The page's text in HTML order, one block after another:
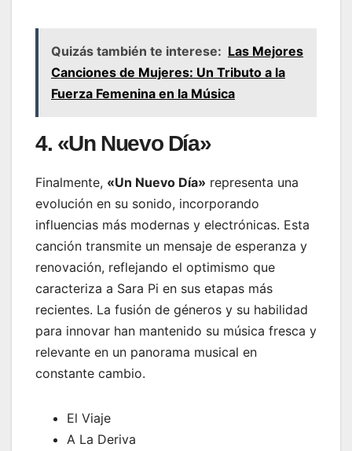
Quizás también te interese: Las Mejores
Canciones de Mujeres: Un Tributo a la
Fuerza Femenina en la Música
4. «Un Nuevo Día»
Finalmente, «Un Nuevo Día» representa una
evolución en su sonido, incorporando
influencias más modernas y electrónicas. Esta
canción transmite un mensaje de esperanza y
renovación, reflejando el optimismo que
caracteriza a Sara Pi en sus etapas más
recientes. La fusión de géneros y su habilidad
para innovar han mantenido su música fresca y
relevante en un panorama musical en
constante cambio.
El Viaje
A La Deriva